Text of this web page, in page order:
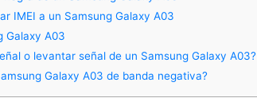
IMEI a un Samsung Galaxy A03
Galaxy A03
o levantar señal de un Samsung Galaxy A03?
Galaxy A03 de banda negativa?